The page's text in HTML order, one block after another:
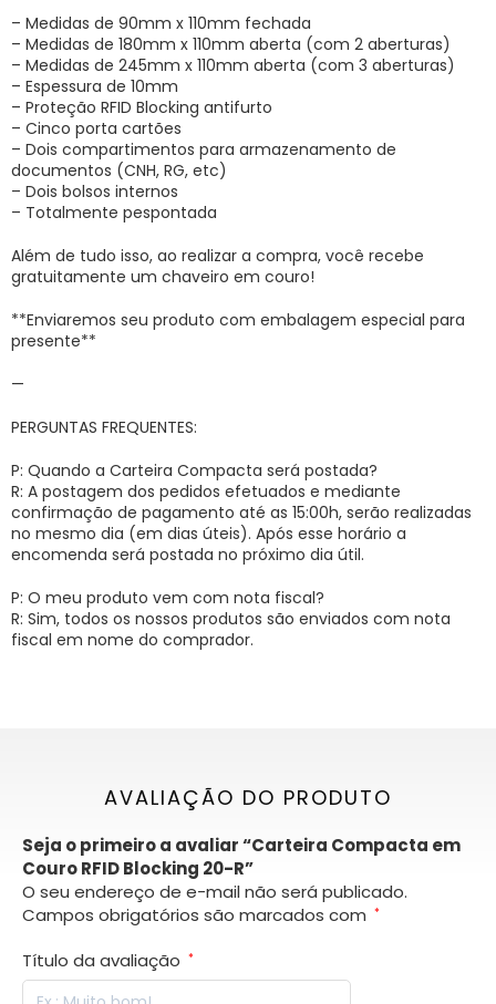
– Medidas de 90mm x 110mm fechada
– Medidas de 180mm x 110mm aberta (com 2 aberturas)
– Medidas de 245mm x 110mm aberta (com 3 aberturas)
– Espessura de 10mm
– Proteção RFID Blocking antifurto
– Cinco porta cartões
– Dois compartimentos para armazenamento de
documentos (CNH, RG, etc)
– Dois bolsos internos
– Totalmente pespontada
Além de tudo isso, ao realizar a compra, você recebe
gratuitamente um chaveiro em couro!
**Enviaremos seu produto com embalagem especial para
presente**
—
PERGUNTAS FREQUENTES:
P: Quando a Carteira Compacta será postada?
R: A postagem dos pedidos efetuados e mediante
confirmação de pagamento até as 15:00h, serão realizadas
no mesmo dia (em dias úteis). Após esse horário a
encomenda será postada no próximo dia útil.
P: O meu produto vem com nota fiscal?
R: Sim, todos os nossos produtos são enviados com nota
fiscal em nome do comprador.
AVALIAÇÃO DO PRODUTO
Seja o primeiro a avaliar “Carteira Compacta em
Couro RFID Blocking 20-R”
O seu endereço de e-mail não será publicado.
Campos obrigatórios são marcados com *
Título da avaliação *